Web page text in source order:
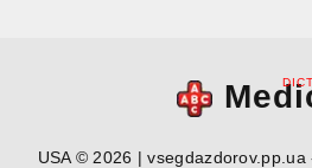
USA © 2026 | vsegdazdorov.pp.ua